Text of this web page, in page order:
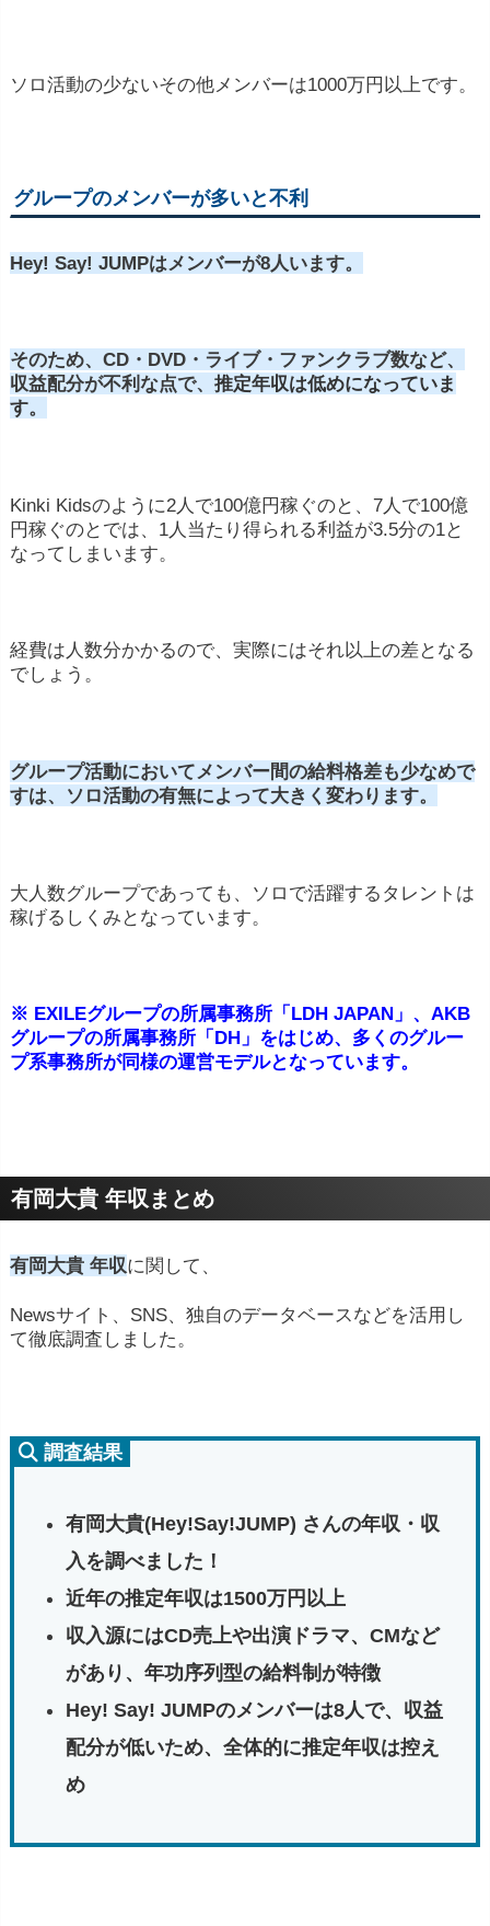
ソロ活動の少ないその他メンバーは1000万円以上です。
グループのメンバーが多いと不利
Hey! Say! JUMPはメンバーが8人います。
そのため、CD・DVD・ライブ・ファンクラブ数など、
収益配分が不利な点で、 推定年収は低めになっていま
す。
Kinki Kidsのように2人で100億円稼ぐのと、7人で100億
円稼ぐのとでは、1人当たり得られる利益が3.5分の1と
なってしまいます。
経費は人数分かかるので、実際にはそれ以上の差となる
でしょう。
グループ活動においてメンバー間の給料格差も少なめで
すは、ソロ活動の有無によって大きく変わります。
大人数グループであっても、ソロで活躍するタレントは
稼げるしくみとなっています。
※ EXILEグループの所属事務所「LDH JAPAN」、AKB
グループの所属事務所「DH」をはじめ、多くのグルー
プ系事務所が同様の運営モデルとなっています。
有岡大貴 年収まとめ
有岡大貴 年収に関して、
Newsサイト、SNS、独自のデータベースなどを活用し
て徹底調査しました。
調査結果
有岡大貴(Hey!Say!JUMP) さんの年収・収
入を調べました！
近年の推定年収は1500万円以上
収入源にはCD売上や出演ドラマ、CMなど
があり、年功序列型の給料制が特徴
Hey! Say! JUMPのメンバーは8人で、収益
配分が低いため、全体的に推定年収は控え
め